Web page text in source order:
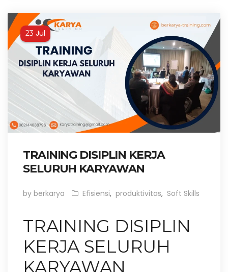
23 Jul
TRAINING DISIPLIN KERJA
SELURUH KARYAWAN
by berkarya Efisiensi, produktivitas, Soft Skills
TRAINING DISIPLIN
KERJA SELURUH
KARYAWAN